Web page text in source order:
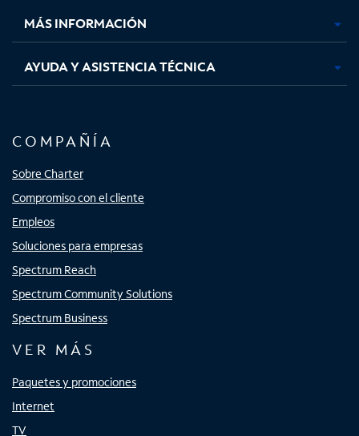
MÁS INFORMACIÓN
AYUDA Y ASISTENCIA TÉCNICA
COMPAÑÍA
Sobre Charter
Compromiso con el cliente
Empleos
Soluciones para empresas
Spectrum Reach
Spectrum Community Solutions
Spectrum Business
VER MÁS
Paquetes y promociones
Internet
TV